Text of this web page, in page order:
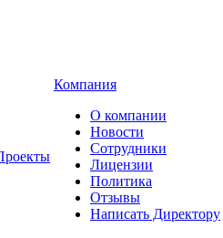
Компания
О компании
Новости
Сотрудники
Лицензии
Политика
Отзывы
Написать Директору